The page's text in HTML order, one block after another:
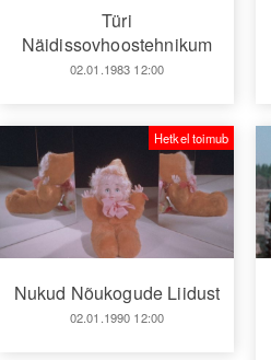
Türi
Näidissovhoostehnikum
02.01.1983 12:00
Nukud Nõukogude Liidust
02.01.1990 12:00
Hetkel toimub